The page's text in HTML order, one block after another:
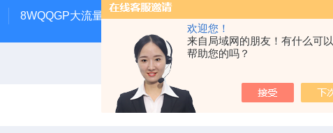
欢迎您！
来自局域网的朋友！有什么可以
帮助您的吗？
8WQQGP大流量便携式防汛排水泵